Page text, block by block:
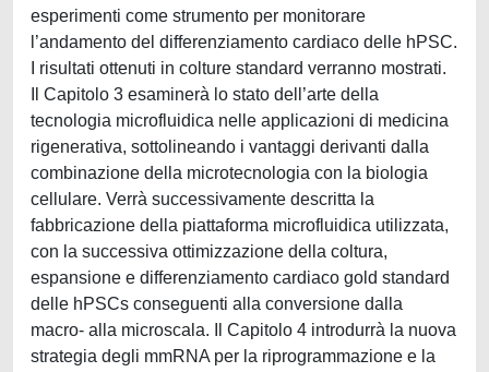
esperimenti come strumento per monitorare
l’andamento del differenziamento cardiaco delle hPSC.
I risultati ottenuti in colture standard verranno mostrati.
Il Capitolo 3 esaminerà lo stato dell’arte della
tecnologia microfluidica nelle applicazioni di medicina
rigenerativa, sottolineando i vantaggi derivanti dalla
combinazione della microtecnologia con la biologia
cellulare. Verrà successivamente descritta la
fabbricazione della piattaforma microfluidica utilizzata,
con la successiva ottimizzazione della coltura,
espansione e differenziamento cardiaco gold standard
delle hPSCs conseguenti alla conversione dalla
macro- alla microscala. Il Capitolo 4 introdurrà la nuova
strategia degli mmRNA per la riprogrammazione e la